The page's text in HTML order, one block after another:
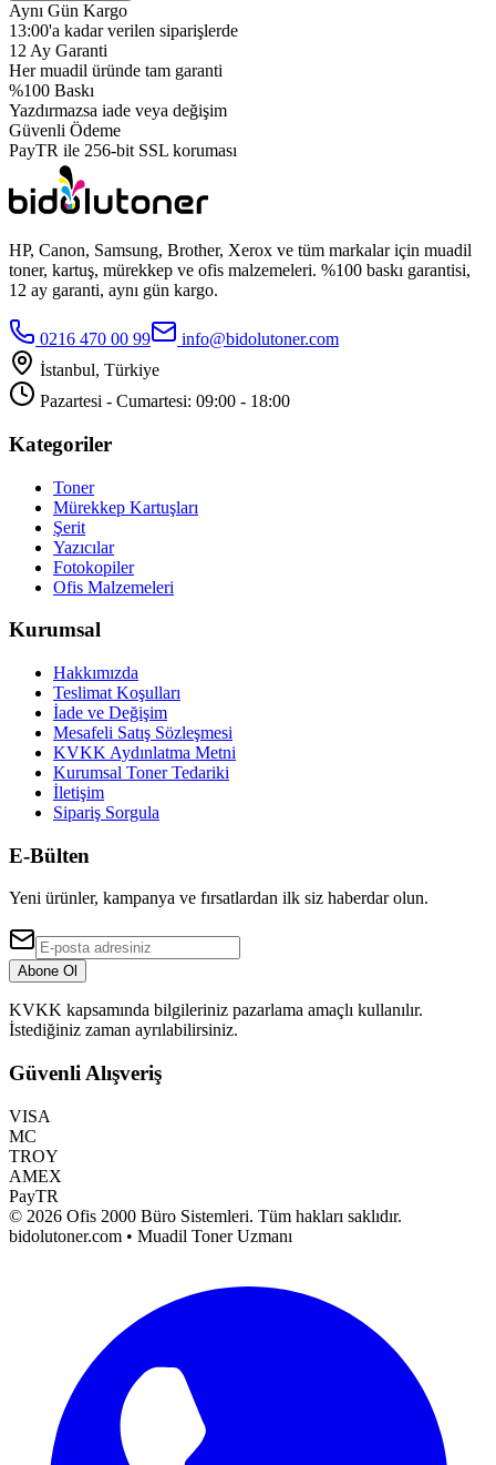
Aynı Gün Kargo
13:00'a kadar verilen siparişlerde
12 Ay Garanti
Her muadil üründe tam garanti
%100 Baskı
Yazdırmazsa iade veya değişim
Güvenli Ödeme
PayTR ile 256-bit SSL koruması
HP, Canon, Samsung, Brother, Xerox ve tüm markalar için muadil
toner, kartuş, mürekkep ve ofis malzemeleri. %100 baskı garantisi,
12 ay garanti, aynı gün kargo.
0216 470 00 99
info@bidolutoner.com
İstanbul, Türkiye
Pazartesi - Cumartesi: 09:00 - 18:00
Kategoriler
Toner
Mürekkep Kartuşları
Şerit
Yazıcılar
Fotokopiler
Ofis Malzemeleri
Kurumsal
Hakkımızda
Teslimat Koşulları
İade ve Değişim
Mesafeli Satış Sözleşmesi
KVKK Aydınlatma Metni
Kurumsal Toner Tedariki
İletişim
Sipariş Sorgula
E-Bülten
Yeni ürünler, kampanya ve fırsatlardan ilk siz haberdar olun.
Abone Ol
KVKK kapsamında bilgileriniz pazarlama amaçlı kullanılır.
İstediğiniz zaman ayrılabilirsiniz.
Güvenli Alışveriş
VISA
MC
TROY
AMEX
PayTR
© 2026 Ofis 2000 Büro Sistemleri. Tüm hakları saklıdır.
bidolutoner.com • Muadil Toner Uzmanı